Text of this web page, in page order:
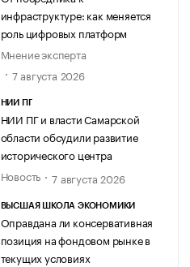
инфраструктуре: как меняется
роль цифровых платформ
Мнение эксперта
7 августа 2026
НИИ ПГ
НИИ ПГ и власти Самарской
области обсудили развитие
исторического центра
Новость
7 августа 2026
ВЫСШАЯ ШКОЛА ЭКОНОМИКИ
Оправдана ли консервативная
позиция на фондовом рынке в
текущих условиях